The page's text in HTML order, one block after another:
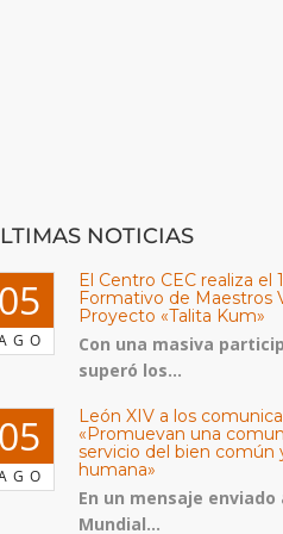
NOTICIAS
El Centro CEC realiza el
Formativo de Maestros
Proyecto «Talita Kum»
Con una masiva
superó los...
León XIV a los
«Promuevan una
servicio del bien común
humana»
En un mensaje enviado
Mundial...